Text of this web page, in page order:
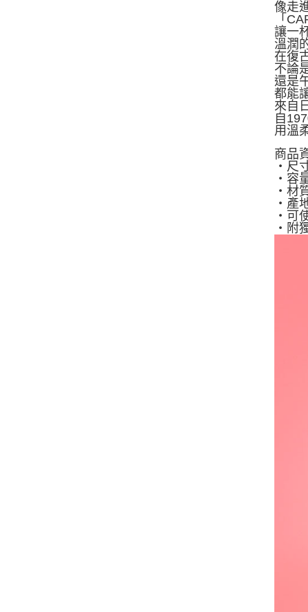
像走
「
讓一
溫潤
在復
不論
還是
都能
來自
自
用溫
商品
・尺
・容
・材
・產
・可
・附